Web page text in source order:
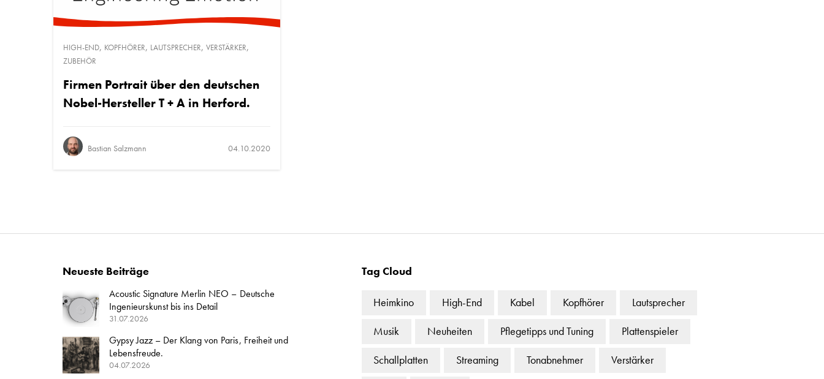
HIGH-END, KOPFHÖRER, LAUTSPRECHER, VERSTÄRKER,
ZUBEHÖR
Firmen Portrait über den deutschen
Nobel-Hersteller T + A in Herford.
Bastian Salzmann 04.10.2020
Neueste Beiträge
Acoustic Signature Merlin NEO – Deutsche
Ingenieurskunst bis ins Detail
31.07.2026
Gypsy Jazz – Der Klang von Paris, Freiheit und
Lebensfreude.
04.07.2026
Tag Cloud
Heimkino High-End Kabel Kopfhörer Lautsprecher
Musik Neuheiten Pflegetipps und Tuning Plattenspieler
Schallplatten Streaming Tonabnehmer Verstärker